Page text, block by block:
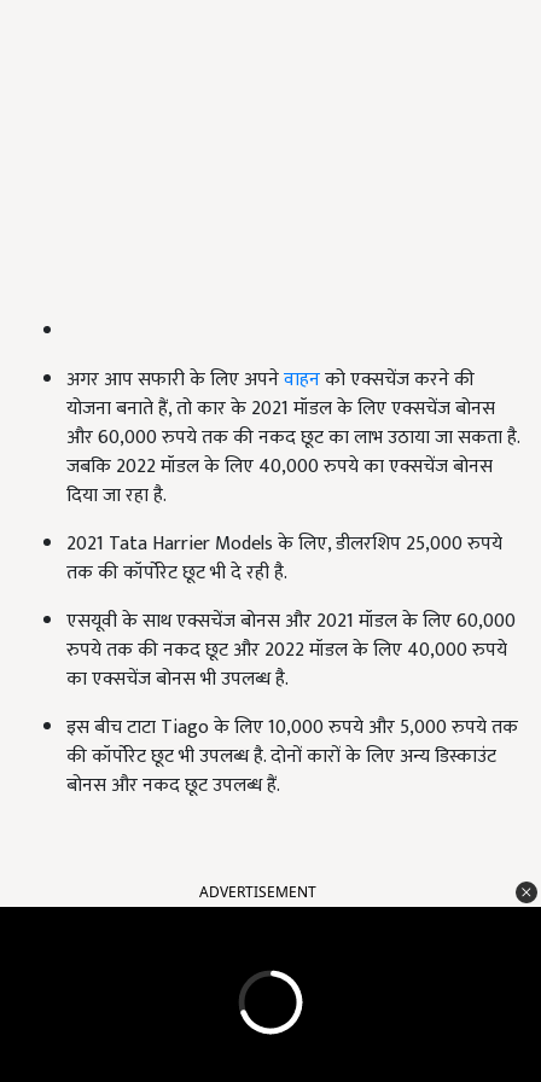
अगर आप सफारी के लिए अपनेवाहनको एक्सचेंज करने की
योजना बनाते हैं, तो कार के 2021 मॉडल के लिए एक्सचेंज बोनस
और 60,000 रुपये तक की नकद छूट का लाभ उठाया जा सकता है.
जबकि 2022 मॉडल के लिए 40,000 रुपये का एक्सचेंज बोनस
दिया जा रहा है.
2021 Tata Harrier Models के लिए, डीलरशिप 25,000 रुपये
तक की कॉर्पोरेट छूट भी दे रही है.
एसयूवी के साथ एक्सचेंज बोनस और 2021 मॉडल के लिए 60,000
रुपये तक की नकद छूट और 2022 मॉडल के लिए 40,000 रुपये
का एक्सचेंज बोनस भी उपलब्ध है.
इस बीच टाटा Tiago के लिए 10,000 रुपये और 5,000 रुपये तक
की कॉर्पोरेट छूट भी उपलब्ध है. दोनों कारों के लिए अन्य डिस्काउंट
बोनस और नकद छूट उपलब्ध हैं.
ADVERTISEMENT